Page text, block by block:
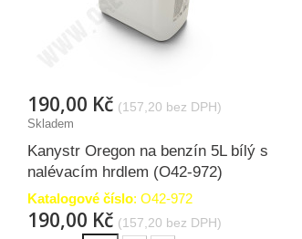
190,00 Kč (157,20 bez DPH)
Skladem
Kanystr Oregon na benzín 5L bílý s
nalévacím hrdlem (O42-972)
Katalogové číslo: O42-972
190,00 Kč (157,20 bez DPH)